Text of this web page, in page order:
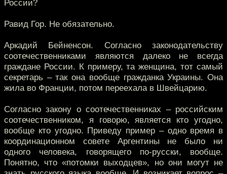
России?
Равид Гор. Не обязательно.
Аркадий Бейненсон. Согласно законодательству
соотечественниками являются далеко не всегда
граждане России. К примеру, та женщина, тот самый
секретарь – так она вообще гражданка Украины. Она
жила во Франции, потом переехала в Швейцарию.
Согласно закону о соотечественниках – российским
соотечественником, я говорю, является кто угодно,
вообще кто угодно. Приведу пример – одно время в
координационном совете Аргентины не было ни
одного человека, говорящего по-русски, вообще.
Понятно, что «потомки выходцев», но они могут не